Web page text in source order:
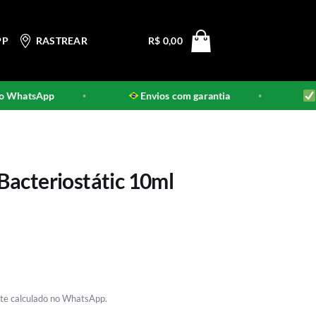
RASTREAR R$ 0,00
Envios com garantia
10ml
calculado no WhatsApp.